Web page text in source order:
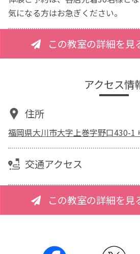
気になる方はお急ぎください。
この教室の詳細を見
アクセス情
住所
福岡県大川市大字上巻字野口430-1
交通アクセス
この教室の詳細を見